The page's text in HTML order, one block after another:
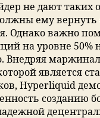
не дают таких
ему вернуть
Однако важно
на уровне 50%
Внедряя
является
Hyperliquid
созданию